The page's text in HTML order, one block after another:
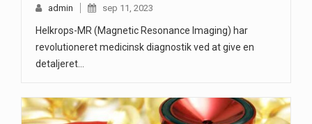
admin sep 11, 2023
Helkrops-MR (Magnetic Resonance Imaging) har
revolutioneret medicinsk diagnostik ved at give en
detaljeret…